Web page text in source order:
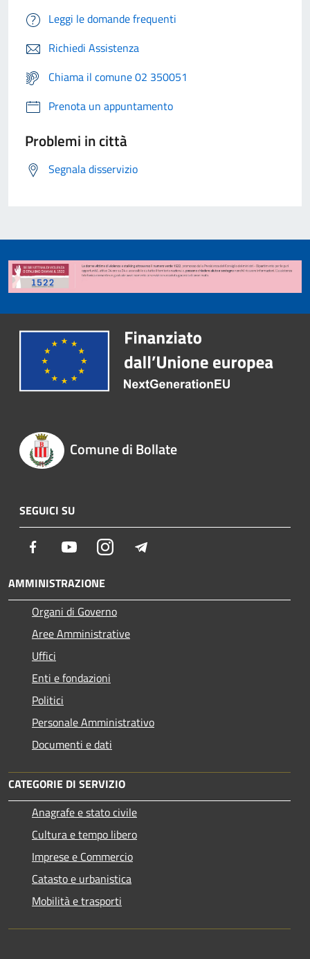
Leggi le domande frequenti
Richiedi Assistenza
Chiama il comune 02 350051
Prenota un appuntamento
Problemi in città
Segnala disservizio
Comune di Bollate
SEGUICI SU
Facebook YoutubeInstagram
AMMINISTRAZIONE
Organi di Governo
Aree Amministrative
Uffici
Enti e fondazioni
Politici
Personale Amministrativo
Documenti e dati
CATEGORIE DI SERVIZIO
Anagrafe e stato civile
Cultura e tempo libero
Imprese e Commercio
Catasto e urbanistica
Mobilità e trasporti